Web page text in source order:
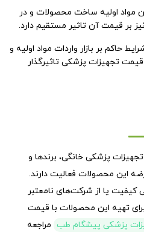
مواد اولیه ساخت محصولات و در
بر قیمت آن تاثیر مستقیم دارد.
حاکم بر بازار واردات مواد اولیه و
قیمت تجهیزات پزشکی تاثیرگذار
پزشکی خانگی، برندها و
این محصولات فعالیت دارند.
بی کیفیت یا از شرکت‌های نامعتبر
تهیه این محصولات با قیمت
پزشکی پیشگام طب مراجعه